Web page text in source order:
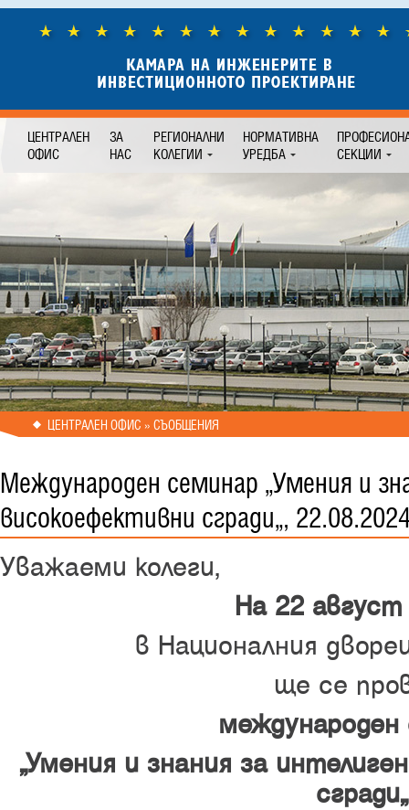
ЦЕНТРАЛЕН
ОФИС
ЗА
НАС
РЕГИОНАЛНИ
КОЛЕГИИ
НОРМАТИВНА
УРЕДБА
СЕКЦИИ
ЦЕНТРАЛЕН ОФИС » СЪОБЩЕНИЯ
Международен семинар „Умения и
високоефективни сгради“,
Уважаеми колеги,
На 22 август
в Националния
ще се
международен
„Умения и знания за
сгради“